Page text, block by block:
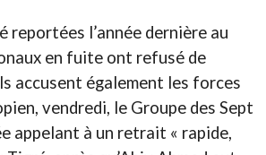
l’année dernière au
en fuite ont refusé de
accusent également les forces
vendredi, le Groupe des Sept
appelant à un retrait « rapide,